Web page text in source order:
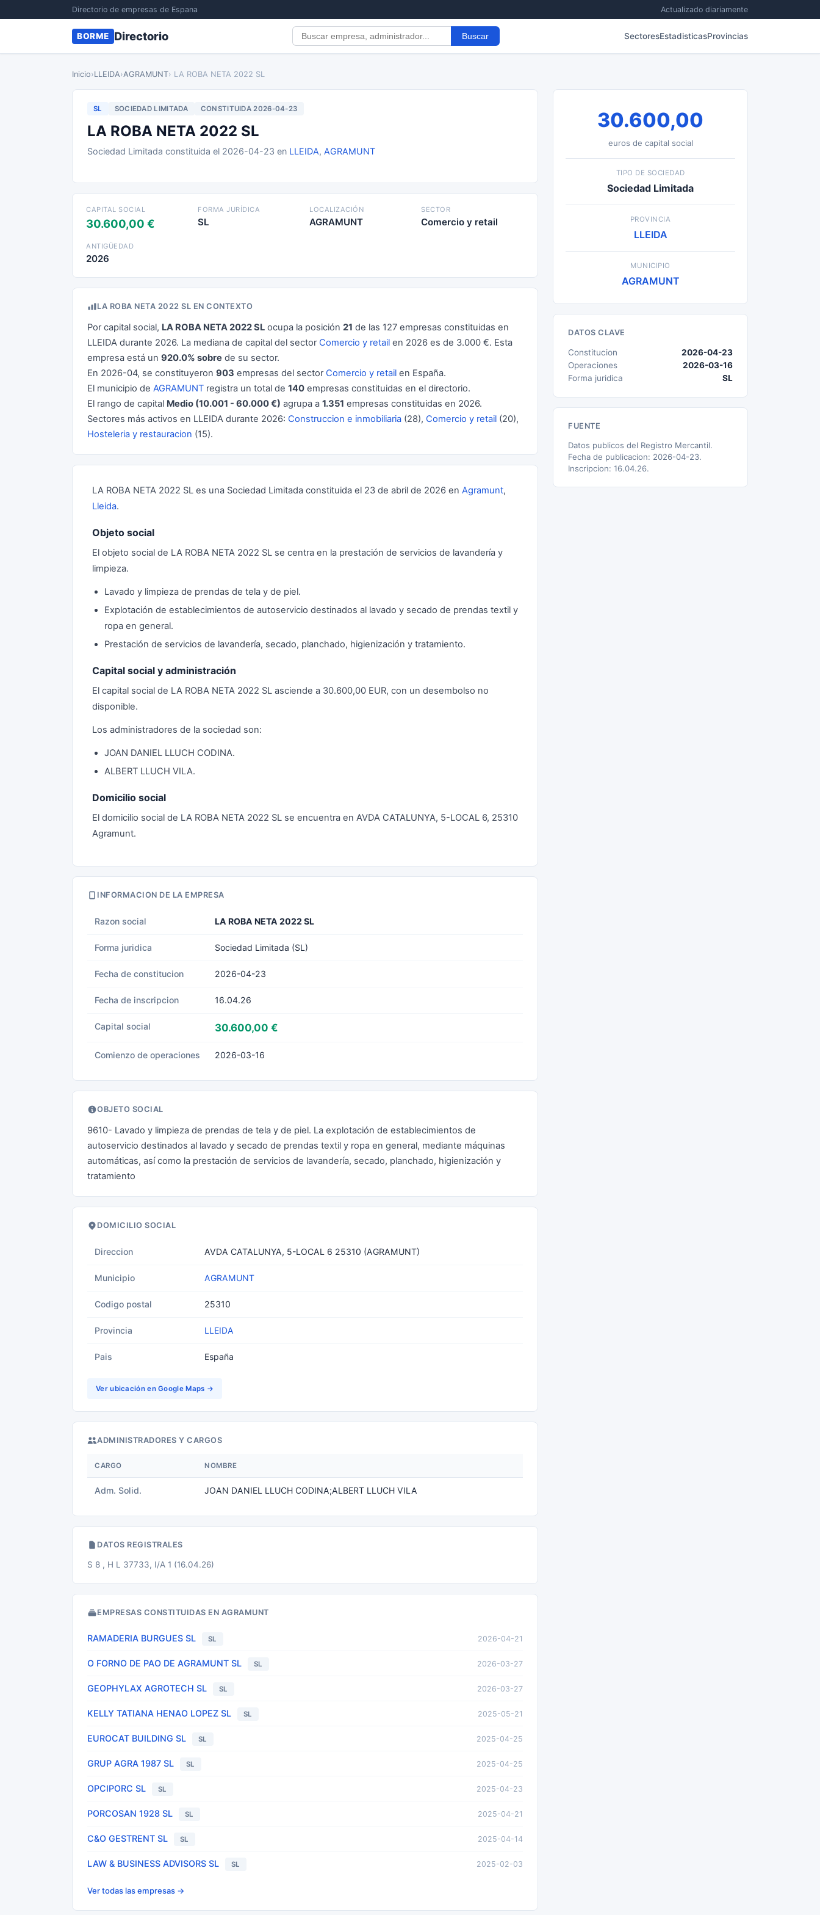
Directorio de empresas de Espana Actualizado diariamente
BORME Directorio Buscar SectoresEstadisticasProvincias
Inicio›LLEIDA›AGRAMUNT› LA ROBA NETA 2022 SL
SL SOCIEDAD LIMITADA CONSTITUIDA 2026-04-23
LA ROBA NETA 2022 SL
Sociedad Limitada constituida el 2026-04-23 en LLEIDA, AGRAMUNT
CAPITAL SOCIAL
30.600,00 €
FORMA JURÍDICA
SL
LOCALIZACIÓN
AGRAMUNT
SECTOR
Comercio y retail
ANTIGÜEDAD
2026
LA ROBA NETA 2022 SL EN CONTEXTO
Por capital social, LA ROBA NETA 2022 SL ocupa la posición 21 de las 127 empresas constituidas en
LLEIDA durante 2026. La mediana de capital del sector Comercio y retail en 2026 es de 3.000 €. Esta
empresa está un 920.0% sobre de su sector.
En 2026-04, se constituyeron 903 empresas del sector Comercio y retail en España.
El municipio de AGRAMUNT registra un total de 140 empresas constituidas en el directorio.
El rango de capital Medio (10.001 - 60.000 €) agrupa a 1.351 empresas constituidas en 2026.
Sectores más activos en LLEIDA durante 2026: Construccion e inmobiliaria (28), Comercio y retail (20),
Hosteleria y restauracion (15).
LA ROBA NETA 2022 SL es una Sociedad Limitada constituida el 23 de abril de 2026 en Agramunt,
Lleida.
Objeto social
El objeto social de LA ROBA NETA 2022 SL se centra en la prestación de servicios de lavandería y
limpieza.
Lavado y limpieza de prendas de tela y de piel.
Explotación de establecimientos de autoservicio destinados al lavado y secado de prendas textil y
ropa en general.
Prestación de servicios de lavandería, secado, planchado, higienización y tratamiento.
Capital social y administración
El capital social de LA ROBA NETA 2022 SL asciende a 30.600,00 EUR, con un desembolso no
disponible.
Los administradores de la sociedad son:
JOAN DANIEL LLUCH CODINA.
ALBERT LLUCH VILA.
Domicilio social
El domicilio social de LA ROBA NETA 2022 SL se encuentra en AVDA CATALUNYA, 5-LOCAL 6, 25310
Agramunt.
INFORMACION DE LA EMPRESA
Razon social LA ROBA NETA 2022 SL
Forma juridica Sociedad Limitada (SL)
Fecha de constitucion 2026-04-23
Fecha de inscripcion 16.04.26
Capital social 30.600,00 €
Comienzo de operaciones 2026-03-16
OBJETO SOCIAL
9610- Lavado y limpieza de prendas de tela y de piel. La explotación de establecimientos de
autoservicio destinados al lavado y secado de prendas textil y ropa en general, mediante máquinas
automáticas, así como la prestación de servicios de lavandería, secado, planchado, higienización y
tratamiento
DOMICILIO SOCIAL
Direccion AVDA CATALUNYA, 5-LOCAL 6 25310 (AGRAMUNT)
Municipio AGRAMUNT
Codigo postal 25310
Provincia LLEIDA
Pais España
Ver ubicación en Google Maps →
ADMINISTRADORES Y CARGOS
CARGO NOMBRE
Adm. Solid. JOAN DANIEL LLUCH CODINA;ALBERT LLUCH VILA
DATOS REGISTRALES
S 8 , H L 37733, I/A 1 (16.04.26)
EMPRESAS CONSTITUIDAS EN AGRAMUNT
RAMADERIA BURGUES SL SL 2026-04-21
O FORNO DE PAO DE AGRAMUNT SL SL 2026-03-27
GEOPHYLAX AGROTECH SL SL 2026-03-27
KELLY TATIANA HENAO LOPEZ SL SL 2025-05-21
EUROCAT BUILDING SL SL 2025-04-25
GRUP AGRA 1987 SL SL 2025-04-25
OPCIPORC SL SL 2025-04-23
PORCOSAN 1928 SL SL 2025-04-21
C&O GESTRENT SL SL 2025-04-14
LAW & BUSINESS ADVISORS SL SL 2025-02-03
Ver todas las empresas →
30.600,00
euros de capital social
TIPO DE SOCIEDAD
Sociedad Limitada
PROVINCIA
LLEIDA
MUNICIPIO
AGRAMUNT
DATOS CLAVE
Constitucion
2026-04-23
Operaciones
2026-03-16
Forma juridica
SL
FUENTE
Datos publicos del Registro Mercantil.
Fecha de publicacion: 2026-04-23.
Inscripcion: 16.04.26.